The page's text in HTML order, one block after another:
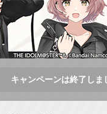
キャンペーンは終了しま